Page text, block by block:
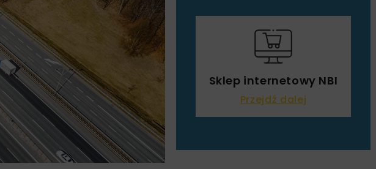
Sklep internetowy NBI
Przejdź dalej